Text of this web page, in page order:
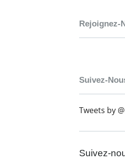
Rejoignez-
Suivez-
Tweets by
Suivez-